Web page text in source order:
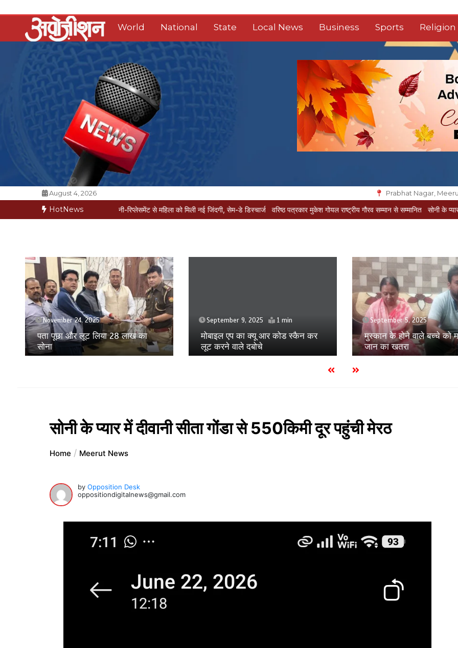
to
content
World National State Local News Business Sports Religion
Opposition Digital
August 4, 2026 Prabhat Nagar,
HotNews
मौत की कगार पर मैक्स में नी-रिप्लेसमेंट से महिला को मिली नई जिंदगी, सेम-डे डिस्चार्ज वरिष्ठ पत्रकार मुकेश गोयल राष्ट्रीय गौरव सम्मान से सम्मानित सोनी के प्यार में दीवानी
September 9, 2025 1 min
मोबाइल एप का क्यू आर कोड स्कैन कर
लूट करने वाले दबोचे
September 5, 2025
मुस्कान के होने वाले बच्चे को मां से ही
जान का खतरा
April 17, 2025
युवती से छेड़छाड़ का विरोध
परिवार पर हमला, पीड़ित
एसएसपी से की शिकायत
सोनी के प्यार में दीवानी सीता गोंडा से 550किमी दूर पहुंची मेरठ
Home Meerut News
by Opposition Desk
oppositiondigitalnews@gmail.com